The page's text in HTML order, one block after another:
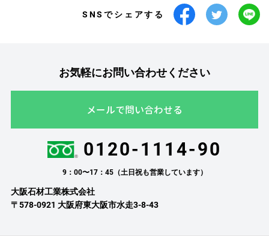
SNSでシェアする
お気軽にお問い合わせください
メールで問い合わせる
0120-1114-90
9：00〜17：45（土日祝も営業しています）
大阪石材工業株式会社
〒578-0921 大阪府東大阪市水走3-8-43